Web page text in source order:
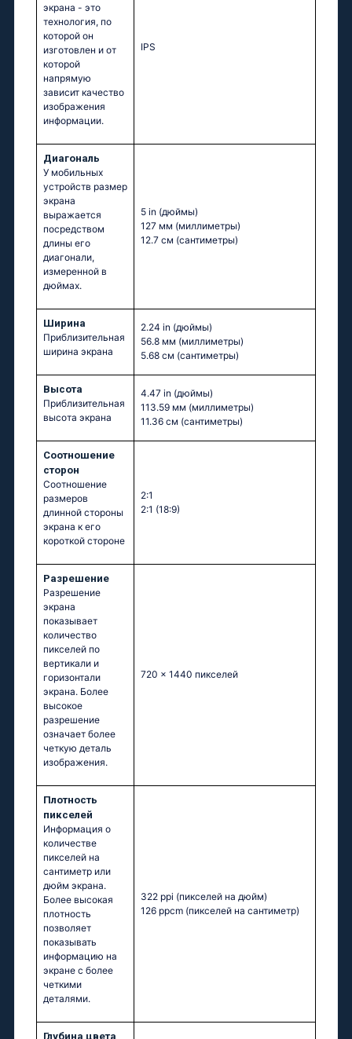
экрана - это
технология, по
которой он
изготовлен и от
которой
напрямую
зависит качество
изображения
информации.
IPS
Диагональ
У мобильных
устройств размер
экрана
выражается
посредством
длины его
диагонали,
измеренной в
дюймах.
5 in (дюймы)
127 мм (миллиметры)
12.7 см (сантиметры)
Ширина
Приблизительная
ширина экрана
2.24 in (дюймы)
56.8 мм (миллиметры)
5.68 см (сантиметры)
Высота
Приблизительная
высота экрана
4.47 in (дюймы)
113.59 мм (миллиметры)
11.36 см (сантиметры)
Соотношение
сторон
Соотношение
размеров
длинной стороны
экрана к его
короткой стороне
2:1
2:1 (18:9)
Разрешение
Разрешение
экрана
показывает
количество
пикселей по
вертикали и
горизонтали
экрана. Более
высокое
разрешение
означает более
четкую деталь
изображения.
720 x 1440 пикселей
Плотность
пикселей
Информация о
количестве
пикселей на
сантиметр или
дюйм экрана.
Более высокая
плотность
позволяет
показывать
информацию на
экране с более
четкими
деталями.
322 ppi (пикселей на дюйм)
126 ppcm (пикселей на сантиметр)
Глубина цвета